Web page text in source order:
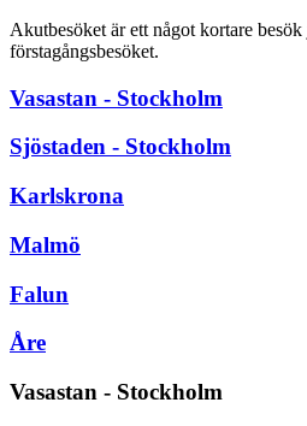
Akutbesöket är ett något kortare
förstagångsbesöket.
Vasastan - Stockholm
Sjöstaden - Stockholm
Karlskrona
Malmö
Falun
Åre
Vasastan - Stockholm